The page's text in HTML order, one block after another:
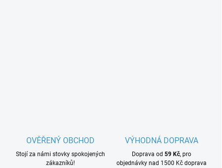
OVĚŘENÝ OBCHOD
Stojí za námi stovky spokojených
zákazníků!
VÝHODNÁ DOPRAVA
Doprava od 59 Kč, pro
objednávky nad 1500 Kč doprava